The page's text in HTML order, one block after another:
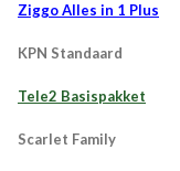
Ziggo Alles in 1 Plus
KPN Standaard
Tele2 Basispakket
Scarlet Family